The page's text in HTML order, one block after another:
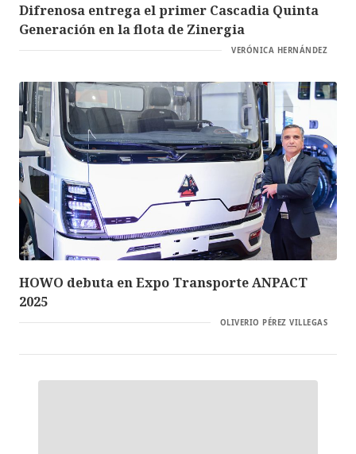
Difrenosa entrega el primer Cascadia Quinta
Generación en la flota de Zinergia
VERÓNICA HERNÁNDEZ
HOWO debuta en Expo Transporte ANPACT
2025
OLIVERIO PÉREZ VILLEGAS